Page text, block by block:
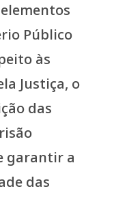
Público
às
Justiça, o
das
garantir a
das